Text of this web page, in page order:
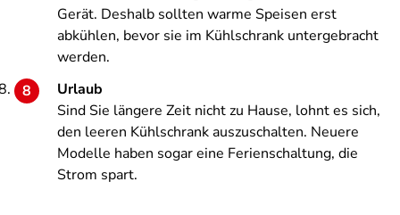
Gerät. Deshalb sollten warme Speisen erst
abkühlen, bevor sie im Kühlschrank untergebracht
werden.
Urlaub
Sind Sie längere Zeit nicht zu Hause, lohnt es sich,
den leeren Kühlschrank auszuschalten. Neuere
Modelle haben sogar eine Ferienschaltung, die
Strom spart.